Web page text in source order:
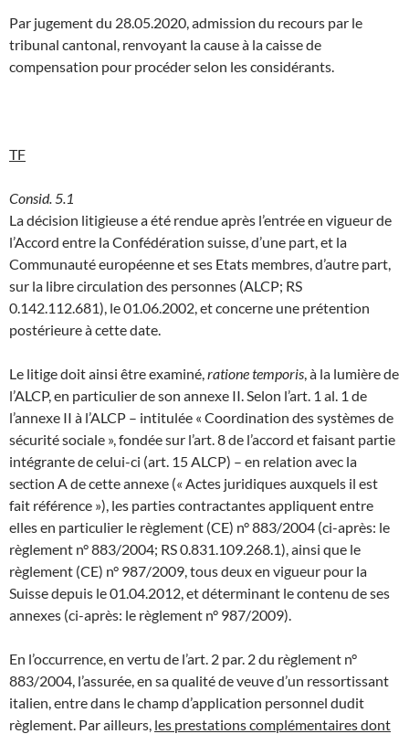
Par jugement du 28.05.2020, admission du recours par le
tribunal cantonal, renvoyant la cause à la caisse de
compensation pour procéder selon les considérants.
TF
Consid. 5.1
La décision litigieuse a été rendue après l’entrée en vigueur de
l’Accord entre la Confédération suisse, d’une part, et la
Communauté européenne et ses Etats membres, d’autre part,
sur la libre circulation des personnes (ALCP; RS
0.142.112.681), le 01.06.2002, et concerne une prétention
postérieure à cette date.
Le litige doit ainsi être examiné, ratione temporis , à la lumière de
l’ALCP, en particulier de son annexe II. Selon l’art. 1 al. 1 de
l’annexe II à l’ALCP – intitulée « Coordination des systèmes de
sécurité sociale », fondée sur l’art. 8 de l’accord et faisant partie
intégrante de celui-ci (art. 15 ALCP) – en relation avec la
section A de cette annexe (« Actes juridiques auxquels il est
fait référence »), les parties contractantes appliquent entre
elles en particulier le règlement (CE) n° 883/2004 (ci-après: le
règlement n° 883/2004; RS 0.831.109.268.1), ainsi que le
règlement (CE) n° 987/2009, tous deux en vigueur pour la
Suisse depuis le 01.04.2012, et déterminant le contenu de ses
annexes (ci-après: le règlement n° 987/2009).
En l’occurrence, en vertu de l’art. 2 par. 2 du règlement n°
883/2004, l’assurée, en sa qualité de veuve d’un ressortissant
italien, entre dans le champ d’application personnel dudit
règlement. Par ailleurs, les prestations complémentaires dont